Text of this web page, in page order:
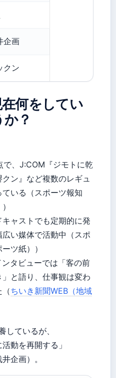
企画
クン
何をしてい
？
、J:COM『ジモトに乾
ン』など複数のレギュ
いる（スポーツ報知
ャストでも定期的に発
い媒体で活動中（スポ
ツ紙））
タビューでは「客の前
と語り、仕事観は変わ
（ちいき新聞WEB（地域
しているが、
動を再開する」
企画）。